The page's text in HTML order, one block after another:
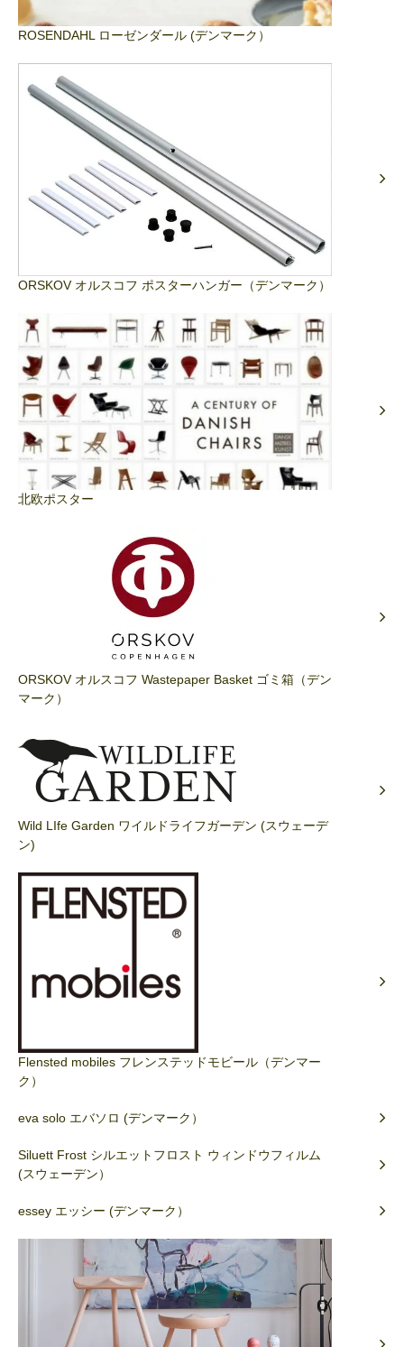
ROSENDAHL ローゼンダール (デンマーク）
ORSKOV オルスコフ ポスターハンガー（デンマーク）
北欧ポスター
ORSKOV オルスコフ Wastepaper Basket ゴミ箱（デン
マーク）
Wild LIfe Garden ワイルドライフガーデン (スウェーデ
ン)
Flensted mobiles フレンステッドモビール（デンマー
ク）
eva solo エバソロ (デンマーク）
Siluett Frost シルエットフロスト ウィンドウフィルム
(スウェーデン）
essey エッシー (デンマーク）